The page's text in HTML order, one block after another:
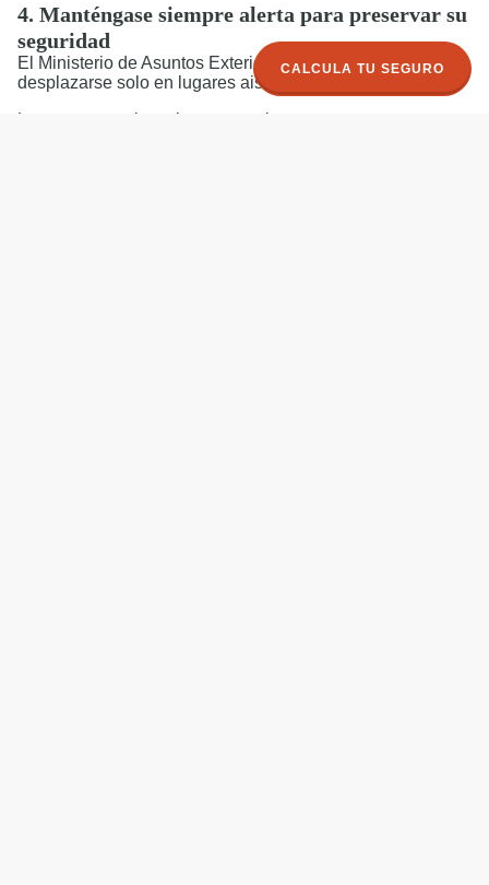
4. Manténgase siempre alerta para preservar su
seguridad
El Ministerio de Asuntos Exteriores aconseja "evitar
desplazarse solo en lugares aislados o apartados".
Las zonas a evitar y las precauciones a tomar
CALCULA TU SEGURO